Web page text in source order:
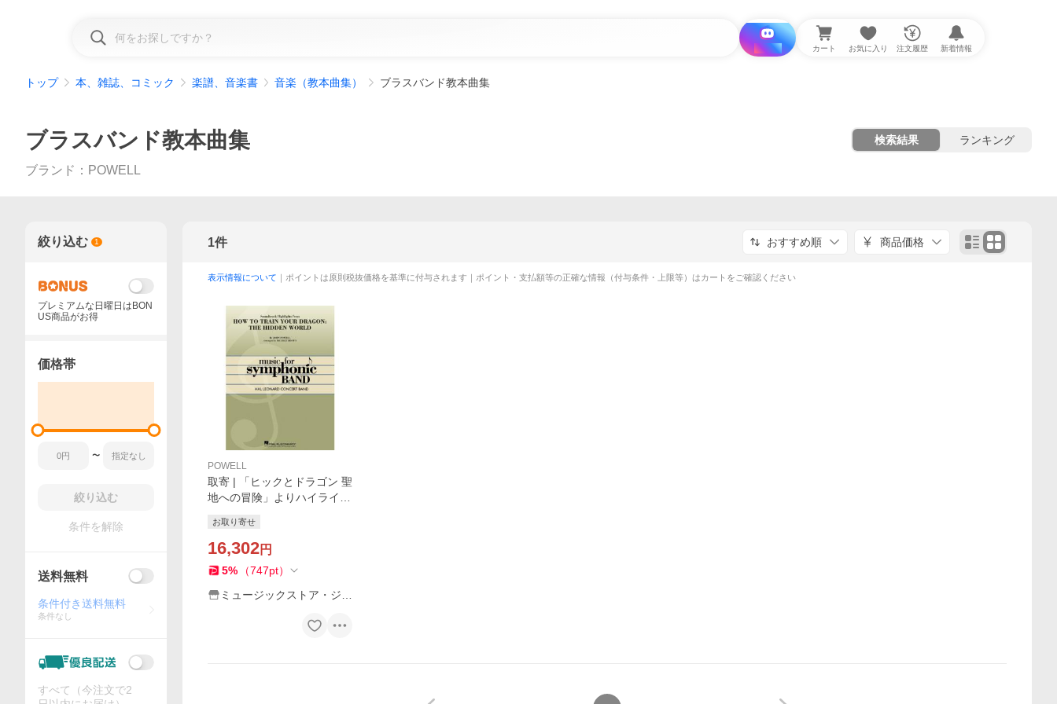
i と探す カート お気に入り 注文履歴 新着情報
トップ 本、雑誌、コミック 楽譜、音楽書 音楽（教本曲集） ブラスバンド教本曲集
ブラスバンド教本曲集
ブランド ： POWELL
検索結果 ランキング
1件 おすすめ順 商品価格
表示情報について ｜ポイントは原則税抜価格を基準に付与されます｜ポイント・支払額等の正確な情報（付与条件・上限等）はカートをご確認ください
POWELL
取寄 | 「ヒックとドラゴン 聖
地への冒険」よりハイライト
ケル・ブラウン ( 吹奏楽 | 楽
譜 )
お取り寄せ
16,302円
5% （747pt）
ミュージックストア・ジェ
絞り込む 1
プレミアムな日曜日はBON
US商品がお得
価格帯
〜
絞り込む
条件を解除
送料無料
条件付き送料無料
条件なし
すべて（今注文で2